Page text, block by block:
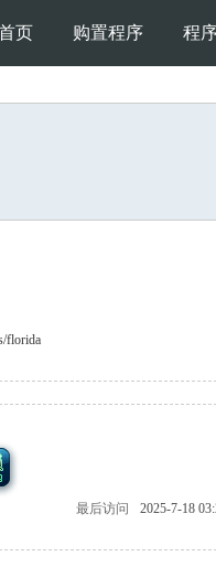
页 购置程序 程
florida
最后访问
2025-7-18